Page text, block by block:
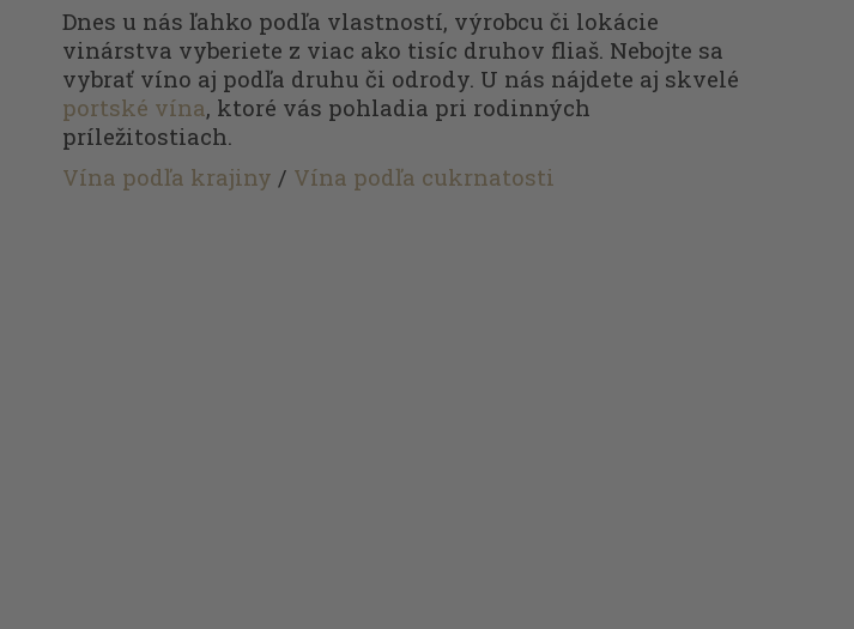
Dnes u nás ľahko podľa vlastností, výrobcu či lokácie
vinárstva vyberiete z viac ako tisíc druhov fliaš. Nebojte sa
vybrať víno aj podľa druhu či odrody. U nás nájdete aj skvelé
portské vína, ktoré vás pohladia pri rodinných
príležitostiach.
Vína podľa krajiny / Vína podľa cukrnatosti